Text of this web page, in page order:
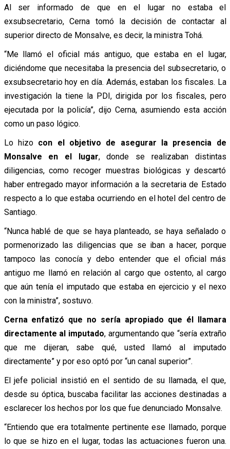
Al ser informado de que en el lugar no estaba el
exsubsecretario, Cerna tomó la decisión de contactar al
superior directo de Monsalve, es decir, la ministra Tohá.
“Me llamó el oficial más antiguo, que estaba en el lugar,
diciéndome que necesitaba la presencia del subsecretario, o
exsubsecretario hoy en día. Además, estaban los fiscales. La
investigación la tiene la PDI, dirigida por los fiscales, pero
ejecutada por la policía”, dijo Cerna, asumiendo esta acción
como un paso lógico.
Lo hizo con el objetivo de asegurar la presencia de
Monsalve en el lugar, donde se realizaban distintas
diligencias, como recoger muestras biológicas y descartó
haber entregado mayor información a la secretaria de Estado
respecto a lo que estaba ocurriendo en el hotel del centro de
Santiago.
“Nunca hablé de que se haya planteado, se haya señalado o
pormenorizado las diligencias que se iban a hacer, porque
tampoco las conocía y debo entender que el oficial más
antiguo me llamó en relación al cargo que ostento, al cargo
que aún tenía el imputado que estaba en ejercicio y el nexo
con la ministra”, sostuvo.
Cerna enfatizó que no sería apropiado que él llamara
directamente al imputado, argumentando que “sería extraño
que me dijeran, sabe qué, usted llamó al imputado
directamente” y por eso optó por “un canal superior”.
El jefe policial insistió en el sentido de su llamada, el que,
desde su óptica, buscaba facilitar las acciones destinadas a
esclarecer los hechos por los que fue denunciado Monsalve.
“Entiendo que era totalmente pertinente ese llamado, porque
lo que se hizo en el lugar, todas las actuaciones fueron una.